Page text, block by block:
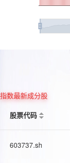
指数最新成分股
股票代码
603737.sh